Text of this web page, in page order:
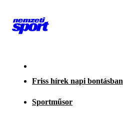
Friss hírek napi bontásban
Sportműsor